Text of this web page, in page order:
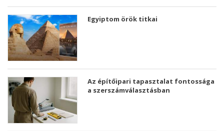
Egyiptom örök titkai
Az építőipari tapasztalat fontossága
a szerszámválasztásban